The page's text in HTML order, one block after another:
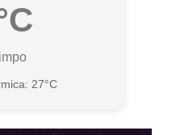
27°C